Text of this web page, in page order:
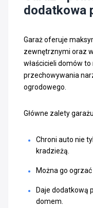
dodatkowa
Garaż oferuje
zewnętrznymi oraz
właścicieli domów
przechowywania
ogrodowego.
Główne zalety
Chroni auto nie
kradzieżą.
Można go
Daje dodatkową
domem.